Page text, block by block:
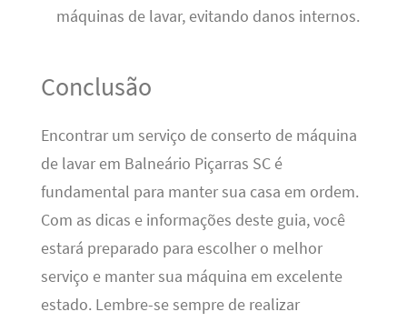
máquinas de lavar, evitando danos internos.
Conclusão
Encontrar um serviço de conserto de máquina
de lavar em Balneário Piçarras SC é
fundamental para manter sua casa em ordem.
Com as dicas e informações deste guia, você
estará preparado para escolher o melhor
serviço e manter sua máquina em excelente
estado. Lembre-se sempre de realizar